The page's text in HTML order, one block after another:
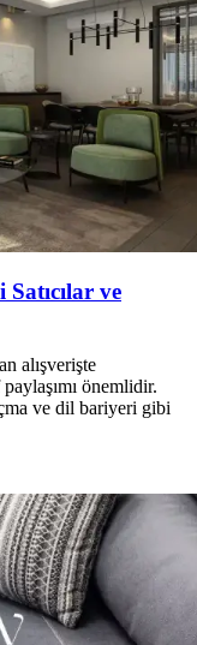
ve
alışverişte
önemlidir.
ve dil bariyeri gibi